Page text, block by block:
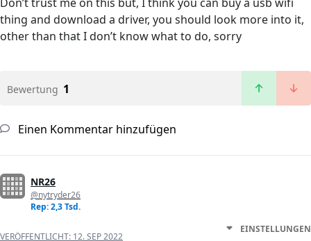
thing and download a driver, you should look more into it,
other than that I don’t know what to do, sorry
Bewertung 1
Einen Kommentar hinzufügen
NR26
@nytryder26
Rep: 2,3 Tsd.
VERÖFFENTLICHT: 12. SEP 2022
EINSTELLUNGEN